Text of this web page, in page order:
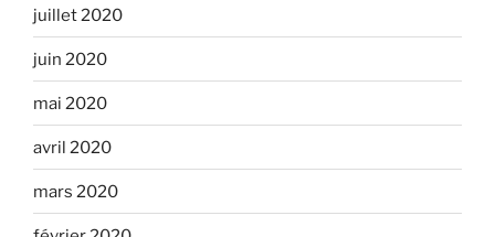
juillet 2020
juin 2020
mai 2020
avril 2020
mars 2020